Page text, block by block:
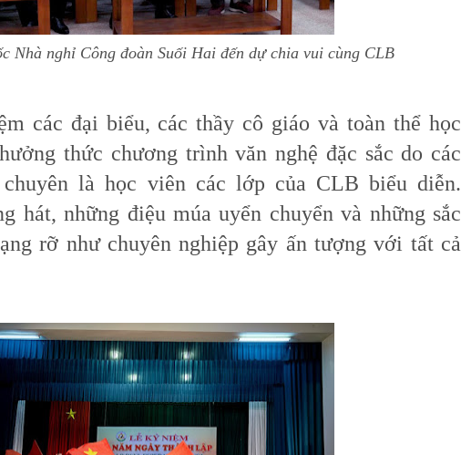
Nhà nghỉ Công đoàn Suối Hai đến dự chia vui cùng CLB
các đại biểu, các thầy cô giáo và toàn thể học
thức chương trình văn nghệ đặc sắc do các
là học viên các lớp của CLB biểu diễn.
hát, những điệu múa uyển chuyển và những sắc
rỡ như chuyên nghiệp gây ấn tượng với tất cả